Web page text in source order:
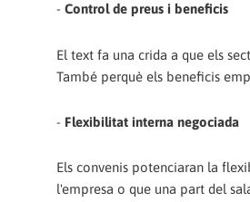
- Control de preus i beneficis
El text fa una crida a que els
També perquè els beneficis
- Flexibilitat interna negociada
Els convenis potenciaran la
l'empresa o que una part del